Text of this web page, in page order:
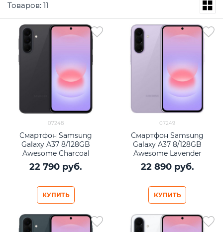
Товаров: 11
07248
Смартфон Samsung
Galaxy A37 8/128GB
Awesome Charcoal
22 790 руб.
КУПИТЬ
07249
Смартфон Samsung
Galaxy A37 8/128GB
Awesome Lavender
22 890 руб.
КУПИТЬ